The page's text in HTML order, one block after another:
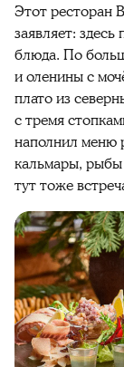
Этот ресторан
заявляет:
блюда. По
и оленины с
плато из
с тремя
наполнил меню
кальмары,
тут тоже